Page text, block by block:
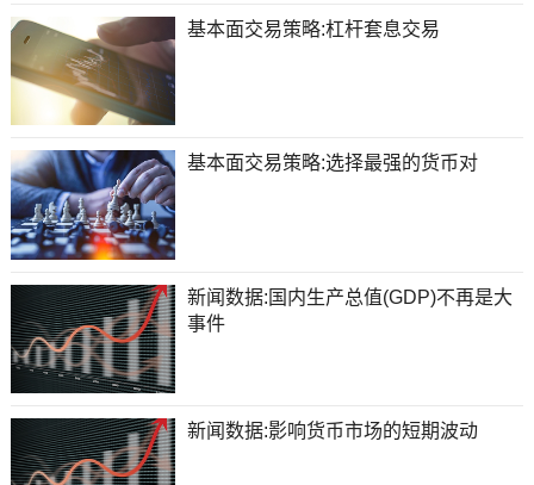
基本面交易策略:杠杆套息交易
基本面交易策略:选择最强的货币对
新闻数据:国内生产总值(GDP)不再是大
事件
新闻数据:影响货币市场的短期波动